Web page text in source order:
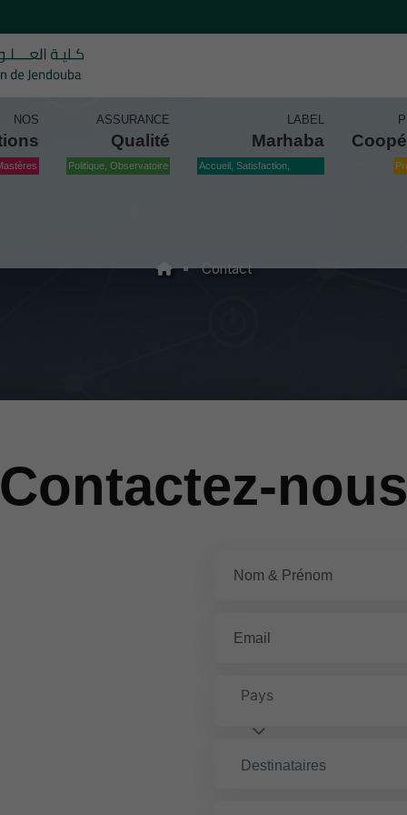
NOS ASSURANCE
Qualité
Politique, Observatoire
LABEL
Marhaba
Accueil, Satisfaction,
Contact
Contactez-nous
Pays
Destinataires